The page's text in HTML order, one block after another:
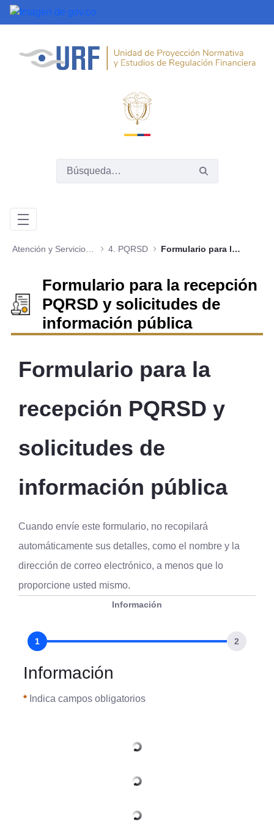
Saltar al contenido principal
Atención y Servicios a la Ciudadanía 4. PQRSD Formulario para la recepción PQRSD y solicitudes de información pública
Formulario para la recepción
PQRSD y solicitudes de
información pública
Formulario para la
recepción PQRSD y
solicitudes de
información pública
Cuando envíe este formulario, no recopilará
automáticamente sus detalles, como el nombre y la
dirección de correo electrónico, a menos que lo
proporcione usted mismo.
Información
Información
Indica campos obligatorios